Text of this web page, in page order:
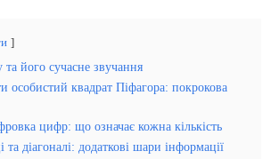
та його сучасне звучання
особистий квадрат Піфагора: покрокова
цифр: що означає кожна кількість
та діагоналі: додаткові шари інформації